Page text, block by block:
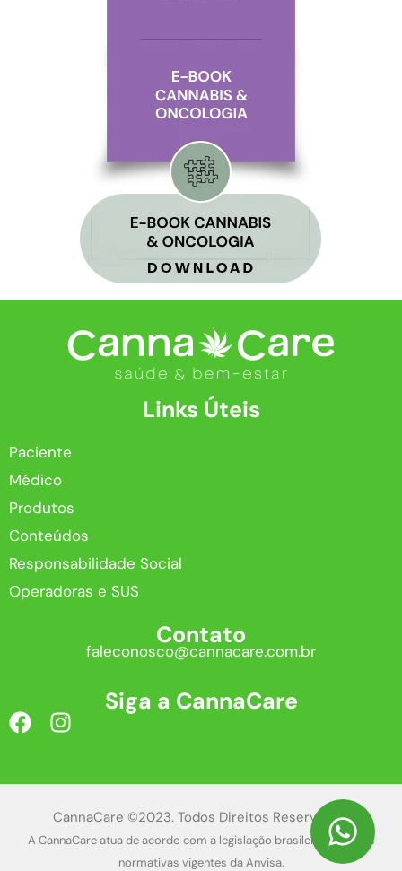
Links Úteis
Paciente
Médico
Produtos
Conteúdos
Responsabilidade Social
Operadoras e SUS
Contato
faleconosco@cannacare.com.br
Siga a CannaCare
CannaCare ©2023. Todos Direitos Reservados.
A CannaCare atua de acordo com a legislação brasileira e com as
normativas vigentes da Anvisa.